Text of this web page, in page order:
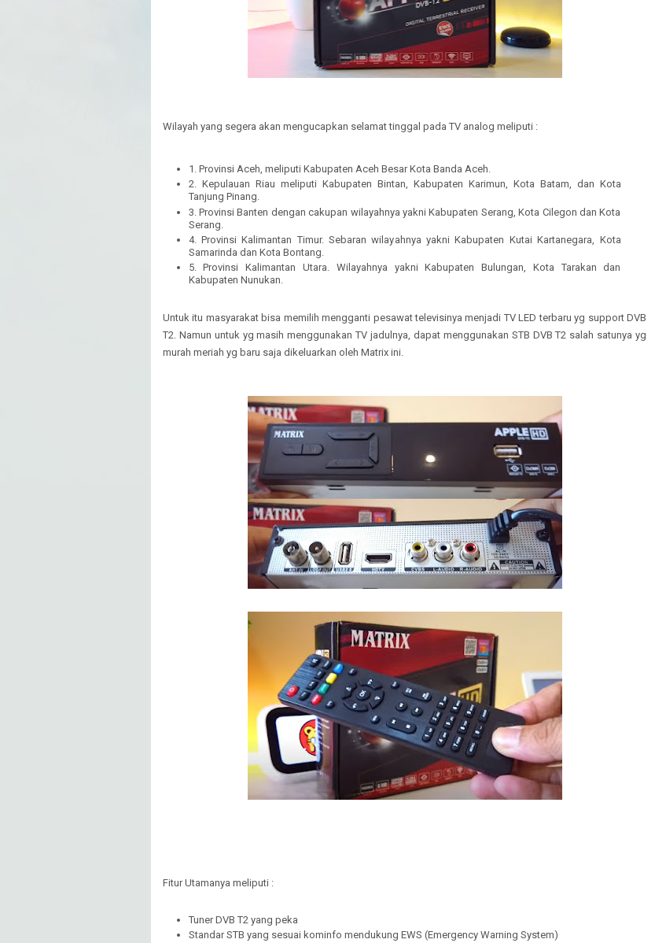
Wilayah yang segera akan mengucapkan selamat tinggal pada TV analog meliputi :
1. Provinsi Aceh, meliputi Kabupaten Aceh Besar Kota Banda Aceh.
2. Kepulauan Riau meliputi Kabupaten Bintan, Kabupaten Karimun, Kota Batam, dan Kota
Tanjung Pinang.
3. Provinsi Banten dengan cakupan wilayahnya yakni Kabupaten Serang, Kota Cilegon dan Kota
Serang.
4. Provinsi Kalimantan Timur. Sebaran wilayahnya yakni Kabupaten Kutai Kartanegara, Kota
Samarinda dan Kota Bontang.
5. Provinsi Kalimantan Utara. Wilayahnya yakni Kabupaten Bulungan, Kota Tarakan dan
Kabupaten Nunukan.
Untuk itu masyarakat bisa memilih mengganti pesawat televisinya menjadi TV LED terbaru yg support DVB
T2. Namun untuk yg masih menggunakan TV jadulnya, dapat menggunakan STB DVB T2 salah satunya yg
murah meriah yg baru saja dikeluarkan oleh Matrix ini.
Fitur Utamanya meliputi :
Tuner DVB T2 yang peka
Standar STB yang sesuai kominfo mendukung EWS (Emergency Warning System)